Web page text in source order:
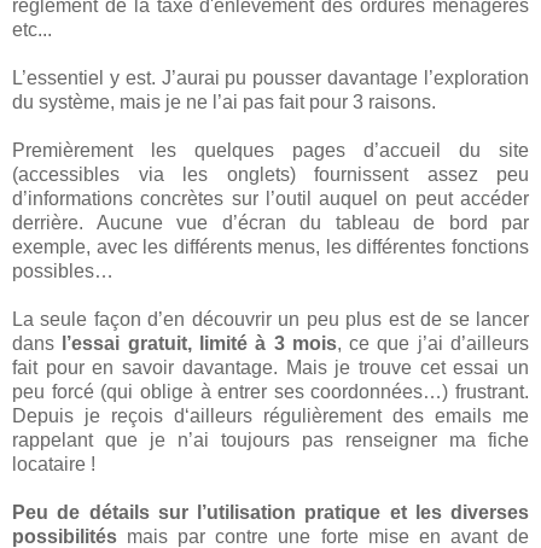
règlement de la taxe d'enlèvement des ordures ménagères
etc...
L’essentiel y est. J’aurai pu pousser davantage l’exploration
du système, mais je ne l’ai pas fait pour 3 raisons.
Premièrement les quelques pages d’accueil du site
(accessibles via les onglets) fournissent assez peu
d’informations concrètes sur l’outil auquel on peut accéder
derrière. Aucune vue d’écran du tableau de bord par
exemple, avec les différents menus, les différentes fonctions
possibles…
La seule façon d’en découvrir un peu plus est de se lancer
dans l’essai gratuit, limité à 3 mois, ce que j’ai d’ailleurs
fait pour en savoir davantage. Mais je trouve cet essai un
peu forcé (qui oblige à entrer ses coordonnées…) frustrant.
Depuis je reçois d‘ailleurs régulièrement des emails me
rappelant que je n’ai toujours pas renseigner ma fiche
locataire !
Peu de détails sur l’utilisation pratique et les diverses
possibilités mais par contre une forte mise en avant de